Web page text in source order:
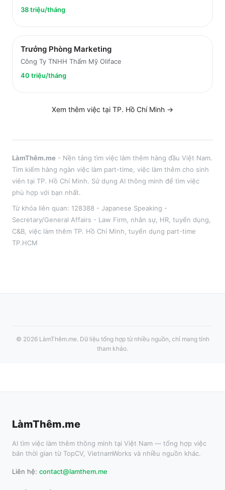
38 triệu/tháng
Trưởng Phòng Marketing
Công Ty TNHH Thẩm Mỹ Oliface
40 triệu/tháng
Xem thêm việc tại TP. Hồ Chí Minh →
LàmThêm.me - Nền tảng tìm việc làm thêm hàng đầu Việt Nam.
Tìm kiếm hàng ngàn việc làm part-time, việc làm thêm cho sinh
viên tại TP. Hồ Chí Minh. Sử dụng AI thông minh để tìm việc
phù hợp với bạn nhất.
Từ khóa liên quan: 128388 - Japanese Speaking -
Secretary/General Affairs - Law Firm nhân sự, HR, tuyển dụng,
C&B , việc làm thêm TP. Hồ Chí Minh , tuyển dụng part-time
TP.HCM
© 2026 LàmThêm.me. Dữ liệu tổng hợp từ nhiều nguồn, chỉ mang tính
tham khảo.
LàmThêm.me
AI tìm việc làm thêm thông minh tại Việt Nam — tổng hợp việc
bán thời gian từ TopCV, VietnamWorks và nhiều nguồn khác.
Liên hệ: contact@lamthem.me